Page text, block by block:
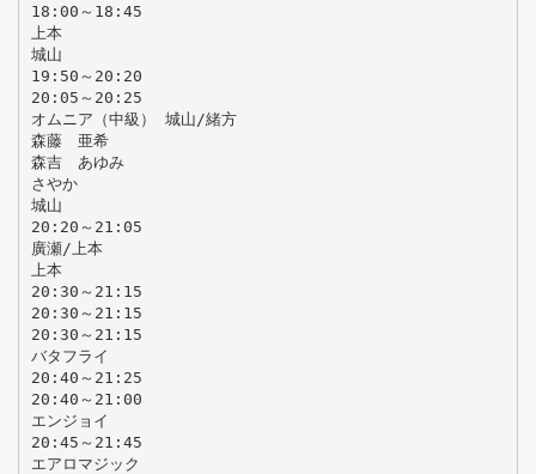
18:00～18:45
上本
城山
19:50～20:20
20:05～20:25
オムニア（中級） 城山/緒方
森藤 亜希
森吉 あゆみ
さやか
城山
20:20～21:05
廣瀬/上本
上本
20:30～21:15
20:30～21:15
20:30～21:15
バタフライ
20:40～21:25
20:40～21:00
エンジョイ
20:45～21:45
エアロマジック